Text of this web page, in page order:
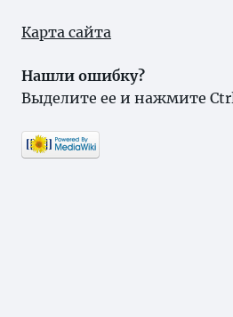
Карта сайта
Нашли ошибку?
Выделите ее и нажмите